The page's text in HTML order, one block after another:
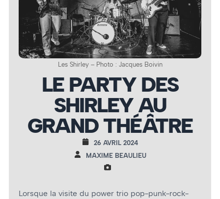
Les Shirley – Photo : Jacques Boivin
LE PARTY DES
SHIRLEY AU
GRAND THÉÂTRE
26 AVRIL 2024
MAXIME BEAULIEU
Lorsque la visite du power trio pop-punk-rock-